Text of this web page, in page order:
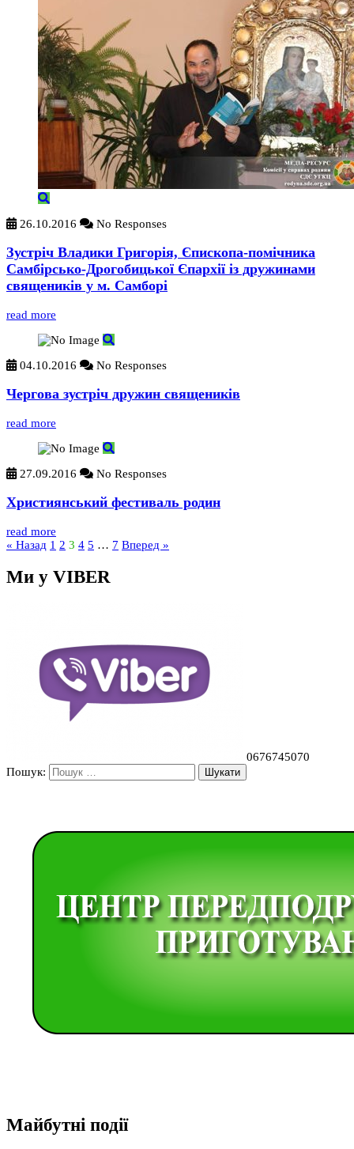
26.10.2016 No Responses
Зустріч Владики Григорія, Єпископа-помічника
Самбірсько-Дрогобицької Єпархії із дружинами
священиків у м. Самборі
read more
04.10.2016 No Responses
Чергова зустріч дружин священиків
read more
27.09.2016 No Responses
Християнський фестиваль родин
read more
« Назад 1 2 3 4 5 … 7 Вперед »
Ми у VIBER
0676745070
Пошук:
Майбутні події